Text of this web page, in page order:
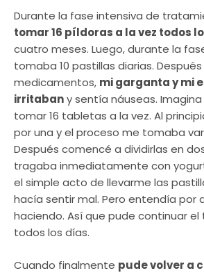
Durante la fase intensiva de
tomar 16 píldoras a la vez todos
cuatro meses. Luego, durante la
tomaba 10 pastillas diarias.
medicamentos, mi garganta y mi
irritabany sentía náuseas.
tomar 16 tabletas a la vez. Al
por una y el proceso me tomaba
Después comencé a dividirlas en
tragaba inmediatamente con
el simple acto de llevarme las
hacía sentir mal. Pero entendía por
haciendo. Así que pude continuar
todos los días.
Cuando finalmente pude volver a